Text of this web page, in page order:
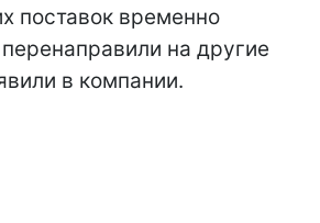
поставок временно
на другие
в компании.